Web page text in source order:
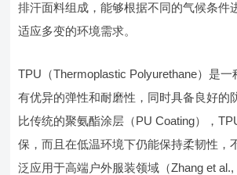
排汗面料组成，能够根据不同的气候条件
适应多变的环境需求。
TPU（Thermoplastic Polyurethane）是
有优异的弹性和耐磨性，同时具备良好的
比传统的聚氨酯涂层（PU Coating），
保，而且在低温环境下仍能保持柔韧性，
泛应用于高端户外服装领域（Zhang et al.,